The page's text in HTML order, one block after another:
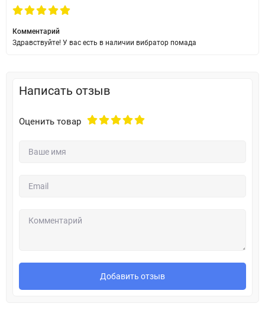
Комментарий
Здравствуйте! У вас есть в наличии вибратор помада
Написать отзыв
Оценить товар
Добавить отзыв